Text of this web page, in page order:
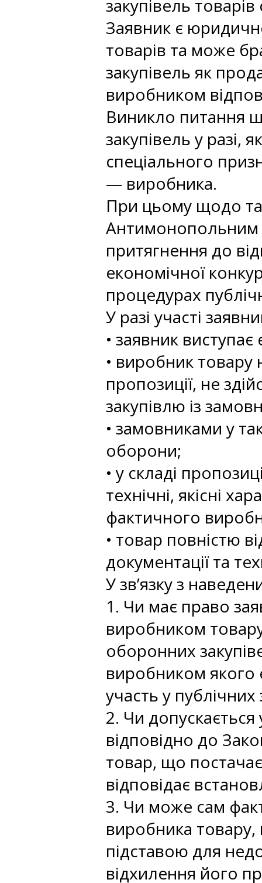
закупівель
Заявник є
товарів та може
закупівель як
виробником
Виникло питання
закупівель у
спеціального
— виробника.
При цьому щодо
Антимонопольним
притягнення до
економічної
процедурах
У разі участі
• заявник
• виробник товару
пропозиції, не
закупівлю із
• замовниками у
оборони;
• у складі
технічні, якісні
фактичного
• товар повністю
документації та
У зв’язку з
1. Чи має право
виробником
оборонних
виробником якого
участь у публічних
2. Чи
відповідно до
товар, що
відповідає
3. Чи може сам
виробника товару,
підставою для
відхилення його